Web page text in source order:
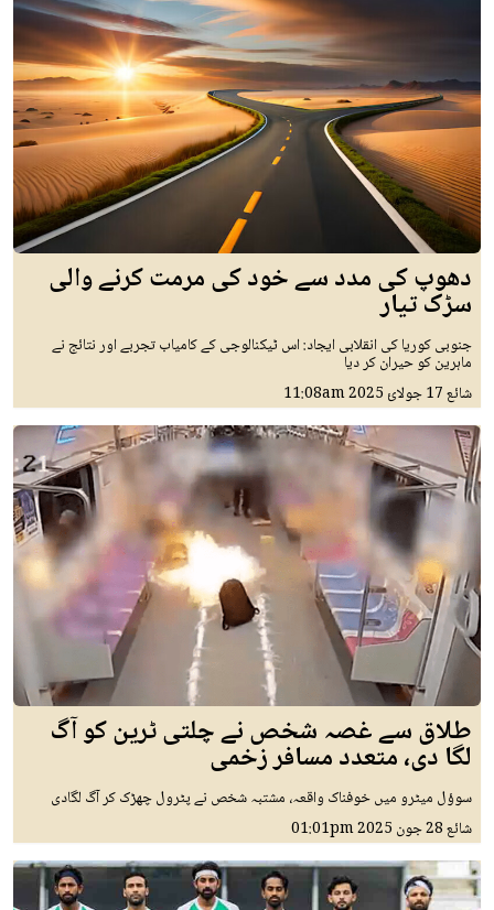
دھوپ کی مدد سے خود کی مرمت کرنے والی
سڑک تیار
جنوبی کوریا کی انقلابی ایجاد: اس ٹیکنالوجی کے کامیاب تجربے اور نتائج نے
ماہرین کو حیران کر دیا
شائع17 جولائ 2025 11:08am
طلاق سے غصہ شخص نے چلتی ٹرین کو آگ
لگا دی، متعدد مسافر زخمی
سوؤل میٹرو میں خوفناک واقعہ، مشتبہ شخص نے پٹرول چھڑک کر آگ لگادی
شائع28 جون 2025 01:01pm